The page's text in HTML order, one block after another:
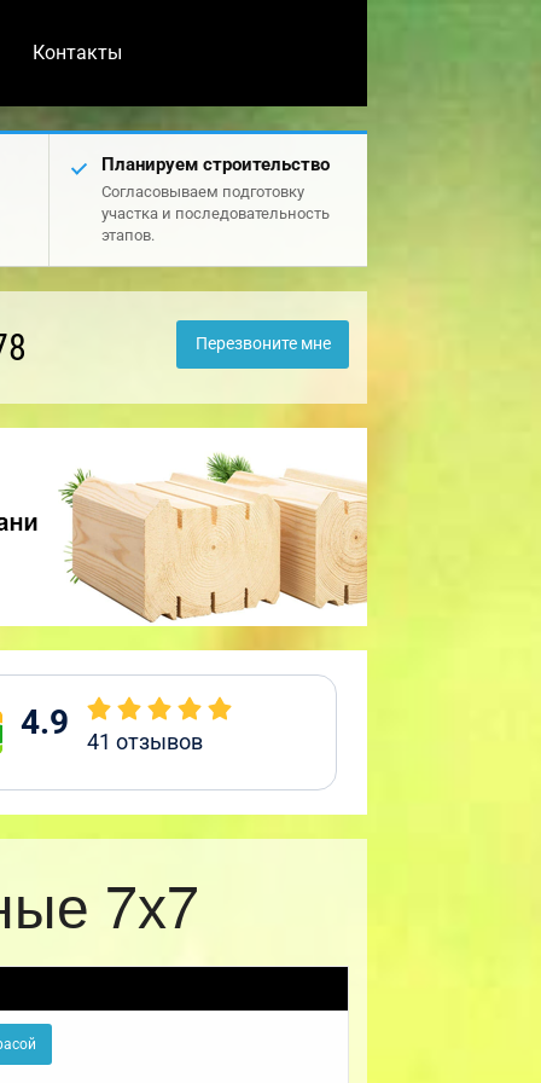
Контакты
Планируем строительство
Согласовываем подготовку
участка и последовательность
этапов.
Перезвоните мне
4.9 41 отзывов
7х7